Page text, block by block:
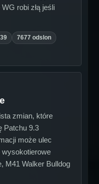
robi złą jeśli
7677 odslon
zmian, które
Patchu 9.3
może ulec
wysokotierowe
M41 Walker Bulldog